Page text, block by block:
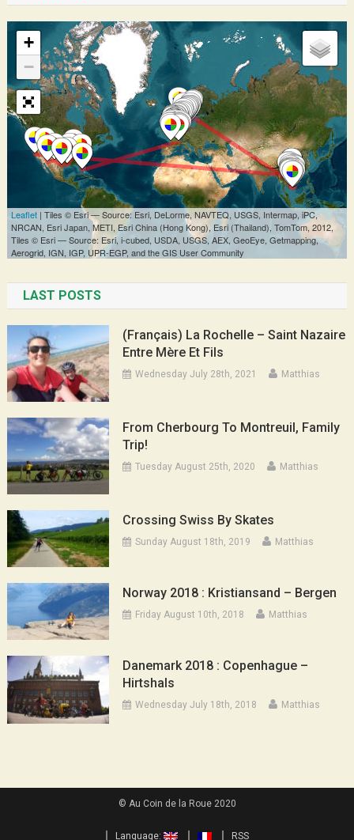
LAST POSTS
(Français) La Rochelle – Saint Nazaire
Entre Mère Et Fils
Wednesday July 28th, 2021 Matthias
From Cherbourg To Montreuil, Family
Trip!
Tuesday August 25th, 2020 Matthias
Crossing Swiss By Skates
Sunday August 18th, 2019 Matthias
Norway 2018 : Kristiansand – Bergen
Friday August 10th, 2018 Matthias
Danemark 2018 : Copenhague –
Hirtshals
Wednesday July 18th, 2018 Matthias
© Au Coin de la Roue 2020
Language: RSS